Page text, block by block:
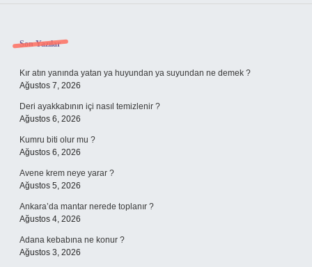
Sidebar
Son Yazılar
Kır atın yanında yatan ya huyundan ya suyundan ne demek ?
Ağustos 7, 2026
Deri ayakkabının içi nasıl temizlenir ?
Ağustos 6, 2026
Kumru biti olur mu ?
Ağustos 6, 2026
Avene krem neye yarar ?
Ağustos 5, 2026
Ankara’da mantar nerede toplanır ?
Ağustos 4, 2026
Adana kebabına ne konur ?
Ağustos 3, 2026